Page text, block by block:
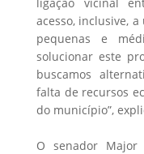
acesso, inclusive,
pequenas e
solucionar este
buscamos
falta de recursos
do município”,
O senador